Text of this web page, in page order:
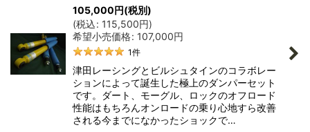
105,000円(税別)
(税込: 115,500円)
希望小売価格: 107,000円
1件
津田レーシングとビルシュタインのコラボレー
ションによって誕生した極上のダンパーセット
です。ダート、モーグル、ロックのオフロード
性能はもちろんオンロードの乗り心地すら改善
される今までになかったショックで…